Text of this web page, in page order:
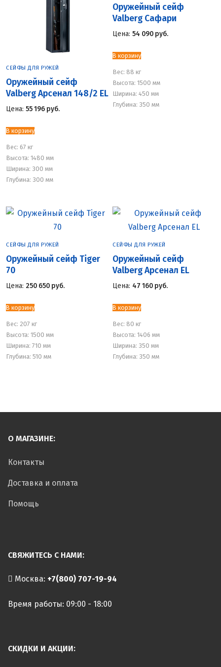
СЕЙФЫ ДЛЯ РУЖЕЙ
Оружейный сейф
Valberg Арсенал 148/2 EL
Цена: 55 196 руб.
В корзину
Вес: 67 кг
Высота: 1480 мм
Ширина: 300 мм
Глубина: 300 мм
Оружейный сейф
Valberg Сафари
Цена: 54 090 руб.
В корзину
Вес: 88 кг
Высота: 1500 мм
Ширина: 450 мм
Глубина: 350 мм
СЕЙФЫ ДЛЯ РУЖЕЙ
Оружейный сейф Tiger
70
Цена: 250 650 руб.
В корзину
Вес: 207 кг
Высота: 1500 мм
Ширина: 710 мм
Глубина: 510 мм
СЕЙФЫ ДЛЯ РУЖЕЙ
Оружейный сейф
Valberg Арсенал EL
Цена: 47 160 руб.
В корзину
Вес: 80 кг
Высота: 1406 мм
Ширина: 350 мм
Глубина: 350 мм
О МАГАЗИНЕ:
Контакты
Доставка и оплата
Помощь
СВЯЖИТЕСЬ С НАМИ:
Москва: +7(800) 707-19-94
Время работы: 09:00 - 18:00
СКИДКИ И АКЦИИ: